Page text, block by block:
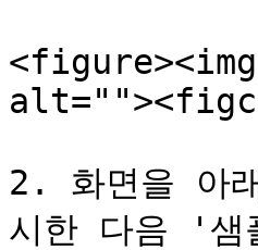
2. 화면을 아
시한 다음 '샘